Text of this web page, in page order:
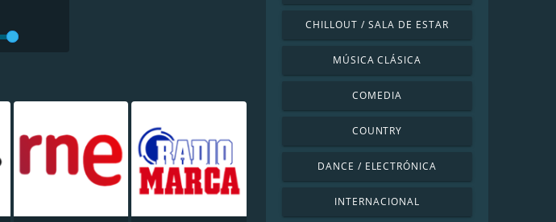
CHILLOUT / SALA DE ESTAR
MÚSICA CLÁSICA
COMEDIA
COUNTRY
DANCE / ELECTRÓNICA
INTERNACIONAL